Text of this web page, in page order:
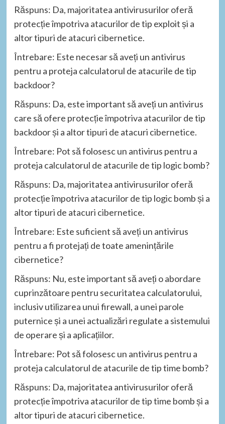
Răspuns: Da, majoritatea antivirusurilor oferă
protecție împotriva atacurilor de tip exploit și a
altor tipuri de atacuri cibernetice.
Întrebare: Este necesar să aveți un antivirus
pentru a proteja calculatorul de atacurile de tip
backdoor?
Răspuns: Da, este important să aveți un antivirus
care să ofere protecție împotriva atacurilor de tip
backdoor și a altor tipuri de atacuri cibernetice.
Întrebare: Pot să folosesc un antivirus pentru a
proteja calculatorul de atacurile de tip logic bomb?
Răspuns: Da, majoritatea antivirusurilor oferă
protecție împotriva atacurilor de tip logic bomb și a
altor tipuri de atacuri cibernetice.
Întrebare: Este suficient să aveți un antivirus
pentru a fi protejați de toate amenințările
cibernetice?
Răspuns: Nu, este important să aveți o abordare
cuprinzătoare pentru securitatea calculatorului,
inclusiv utilizarea unui firewall, a unei parole
puternice și a unei actualizări regulate a sistemului
de operare și a aplicațiilor.
Întrebare: Pot să folosesc un antivirus pentru a
proteja calculatorul de atacurile de tip time bomb?
Răspuns: Da, majoritatea antivirusurilor oferă
protecție împotriva atacurilor de tip time bomb și a
altor tipuri de atacuri cibernetice.